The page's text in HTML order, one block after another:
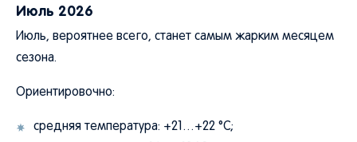
Июль 2026
Июль, вероятнее всего, станет самым жарким месяцем
сезона.
Ориентировочно:
средняя температура: +21…+22 °C;